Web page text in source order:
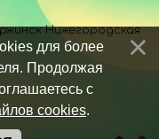
Нижегородская
для более
Продолжая
с
cookies.